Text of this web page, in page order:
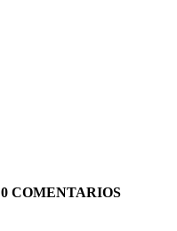
0 COMENTARIOS